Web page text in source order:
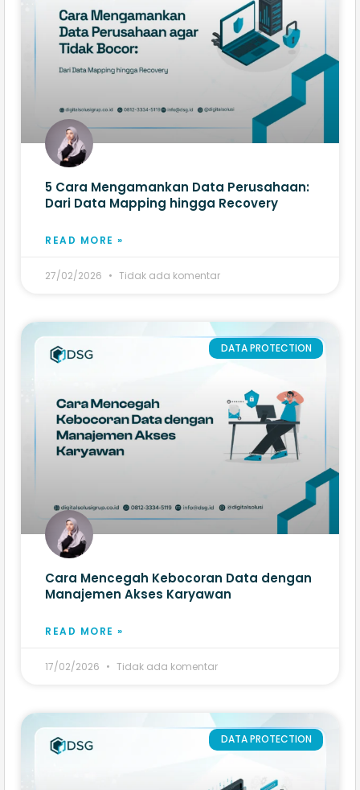
5 Cara Mengamankan Data Perusahaan:
Dari Data Mapping hingga Recovery
READ MORE »
27/02/2026 Tidak ada komentar
DATA PROTECTION
Cara Mencegah Kebocoran Data dengan
Manajemen Akses Karyawan
READ MORE »
17/02/2026 Tidak ada komentar
DATA PROTECTION